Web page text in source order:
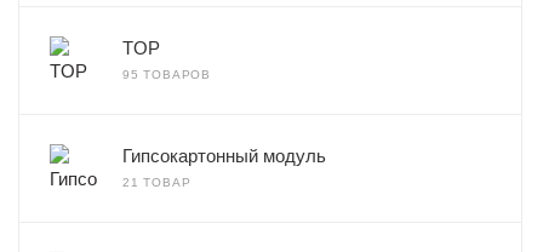
TOP
95 ТОВАРОВ
Гипсокартонный модуль
21 ТОВАР